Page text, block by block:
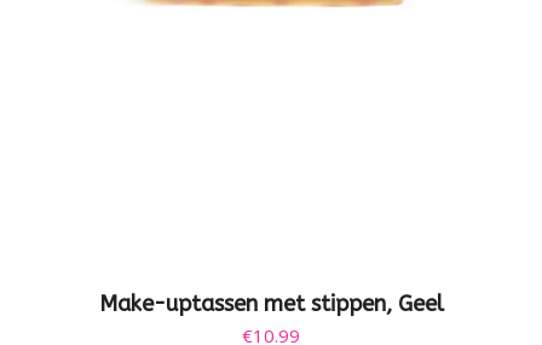
Make-uptassen met stippen, Geel
€10.99